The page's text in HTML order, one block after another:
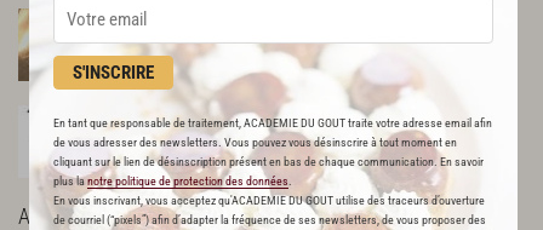
S'INSCRIRE
En tant que responsable de traitement, ACADEMIE DU GOUT traite votre adresse email afin
de vous adresser des newsletters. Vous pouvez vous désinscrire à tout moment en
cliquant sur le lien de désinscription présent en bas de chaque communication. En savoir
plus lanotre politique de protection des données
En vous inscrivant, vous acceptez qu'ACADEMIE DU GOUT utilise des traceurs d’ouverture
de courriel (“pixels”) afin d’adapter la fréquence de ses newsletters, de vous proposer des
Ciseler de la coriandre
Couscoussier
ACTUALITÉS